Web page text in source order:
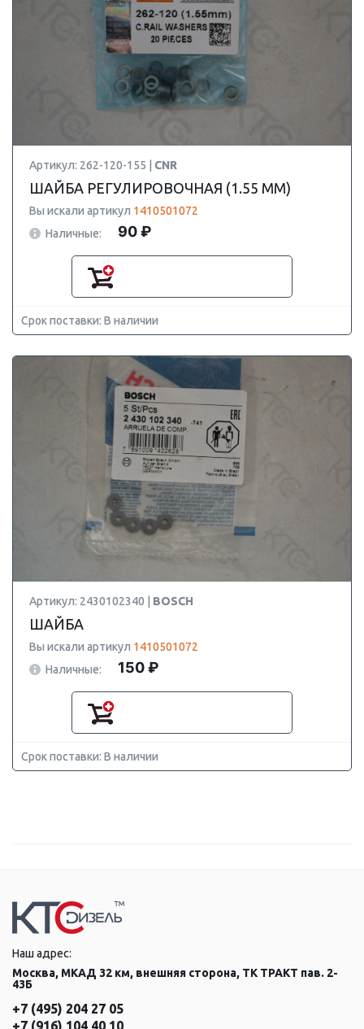
Артикул: 262-120-155 | CNR
ШАЙБА РЕГУЛИРОВОЧНАЯ (1.55 MM)
Вы искали артикул 1410501072
Наличные:
90 ₽
Срок поставки: В наличии
Артикул: 2430102340 | BOSCH
ШАЙБА
Вы искали артикул 1410501072
Наличные:
150 ₽
Срок поставки: В наличии
Наш адрес:
Москва, МКАД 32 км, внешняя сторона, ТК ТРАКТ пав. 2-
43Б
+7 (495) 204 27 05
+7 (916) 104 40 10